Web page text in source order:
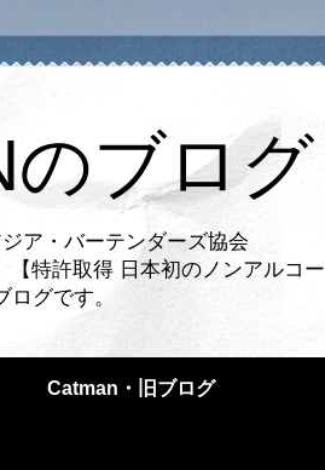
のブログ
ア・バーテンダーズ協会
【特許取得 日本初のノンアルコー
グです。
Catman・旧ブログ